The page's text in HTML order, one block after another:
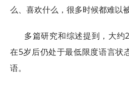
么、喜欢什么，很多时候都难以
多篇研究和综述提到，大约
在5岁后仍处于最低限度语言状
语。